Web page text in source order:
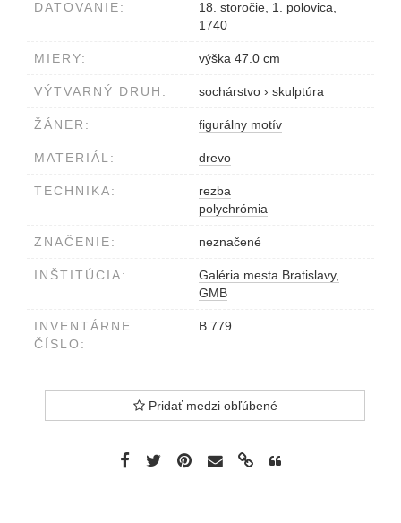
DATOVANIE:
18. storočie, 1. polovica,
1740
MIERY: výška 47.0 cm
VÝTVARNÝ DRUH: sochárstvo › skulptúra
ŽÁNER: figurálny motív
MATERIÁL: drevo
TECHNIKA:
rezba
polychrómia
ZNAČENIE: neznačené
INŠTITÚCIA:
Galéria mesta Bratislavy,
GMB
INVENTÁRNE
ČÍSLO:
B 779
Pridať medzi obľúbené